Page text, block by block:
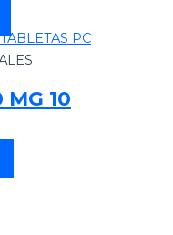
MG 10